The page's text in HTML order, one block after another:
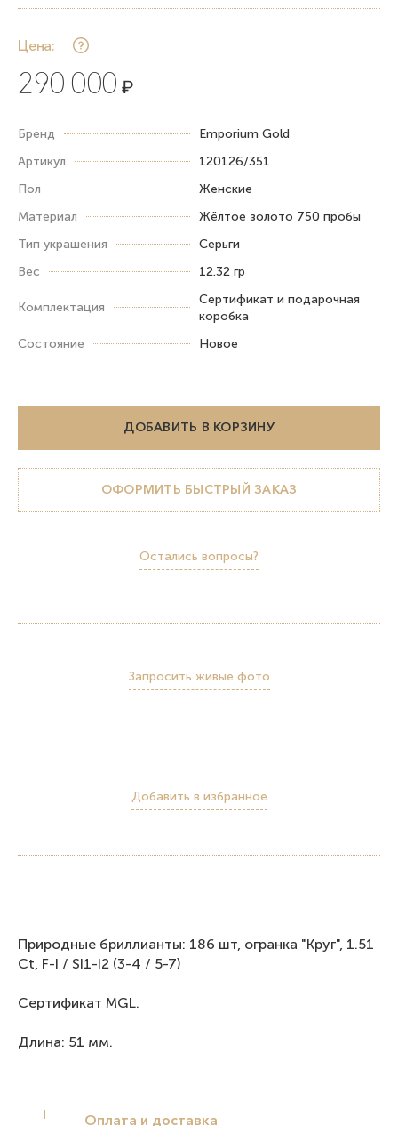
Цена:
290 000 ₽
Бренд
Emporium Gold
Артикул
120126/351
Пол
Женские
Материал
Жёлтое золото 750 пробы
Тип украшения
Серьги
Вес
12.32 гр
Комплектация
Сертификат и подарочная
коробка
Состояние
Новое
ДОБАВИТЬ В КОРЗИНУ
ОФОРМИТЬ БЫСТРЫЙ ЗАКАЗ
Остались вопросы?
Запросить живые фото
Добавить в избранное
Природные бриллианты: 186 шт, огранка "Круг", 1.51
Ct, F-I / SI1-I2 (3-4 / 5-7)
Сертификат MGL.
Длина: 51 мм.
Оплата и доставка